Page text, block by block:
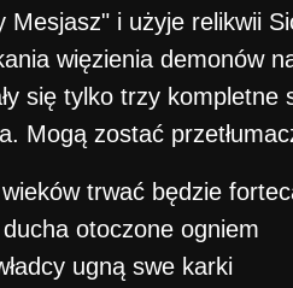
Mesjasz" i użyje relikwii
więzienia demonów
się tylko trzy
Mogą zostać
trwać będzie
otoczone ogniem
ugną swe karki